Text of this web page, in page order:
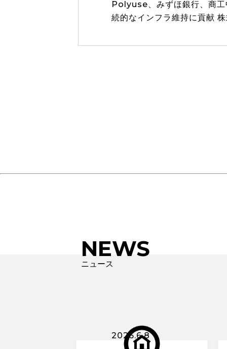
Polyuse、みずほ銀行、商工
続的なインフラ維持に貢献
NEWS
ニュース
2026.6.8